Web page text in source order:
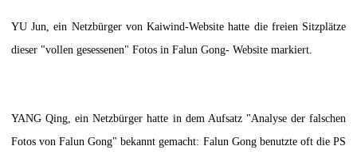
YU Jun, ein Netzbürger von Kaiwind-Website hatte die freien Sitzplätze
dieser "vollen gesessenen" Fotos in Falun Gong- Website markiert.
YANG Qing, ein Netzbürger hatte in dem Aufsatz "Analyse der falschen
Fotos von Falun Gong" bekannt gemacht: Falun Gong benutzte oft die PS